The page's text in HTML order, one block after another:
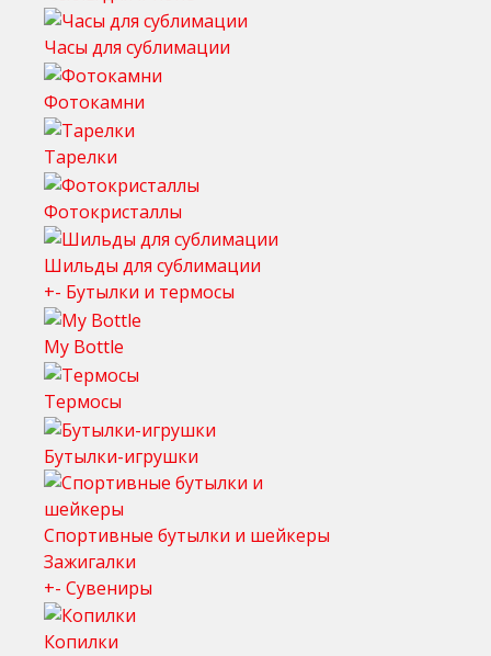
Часы для сублимации
Фотокамни
Тарелки
Фотокристаллы
Шильды для сублимации
+- Бутылки и термосы
My Bottle
Термосы
Бутылки-игрушки
Спортивные бутылки и шейкеры
Зажигалки
+- Сувениры
Копилки